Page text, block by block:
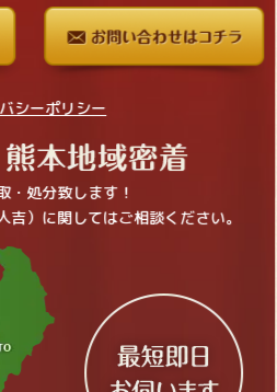
シーポリシー
・処分致します！
）に関してはご相談ください。